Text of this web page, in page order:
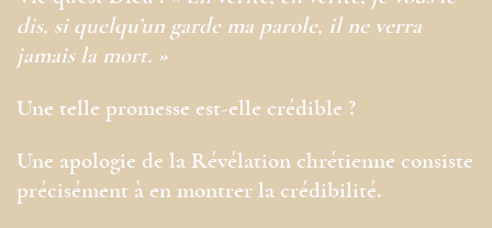
dis, si quelqu’un garde ma parole, il ne verra
jamais la mort. »
Une telle promesse est-elle crédible ?
Une apologie de la Révélation chrétienne consiste
précisément à en montrer la crédibilité.